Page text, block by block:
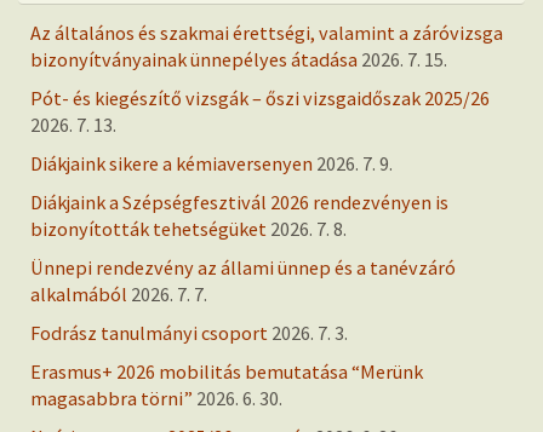
Az általános és szakmai érettségi, valamint a záróvizsga
bizonyítványainak ünnepélyes átadása 2026. 7. 15.
Pót- és kiegészítő vizsgák – őszi vizsgaidőszak 2025/26
2026. 7. 13.
Diákjaink sikere a kémiaversenyen 2026. 7. 9.
Diákjaink a Szépségfesztivál 2026 rendezvényen is
bizonyították tehetségüket 2026. 7. 8.
Ünnepi rendezvény az állami ünnep és a tanévzáró
alkalmából 2026. 7. 7.
Fodrász tanulmányi csoport 2026. 7. 3.
Erasmus+ 2026 mobilitás bemutatása “Merünk
magasabbra törni” 2026. 6. 30.